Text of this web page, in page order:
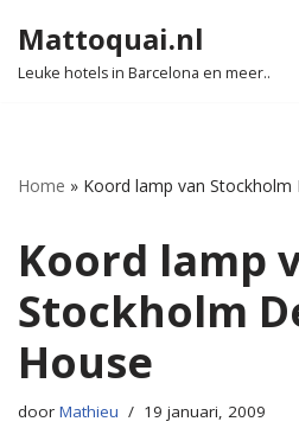
Ga
Mattoquai.nl
Leuke hotels in Barcelona en meer..
Home » Koord lamp van Stockholm
Koord lamp
Stockholm
House
door Mathieu 19 januari, 2009